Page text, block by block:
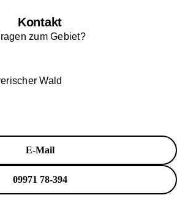
Kontakt
zum Gebiet?
Wald
E-Mail
09971 78-394